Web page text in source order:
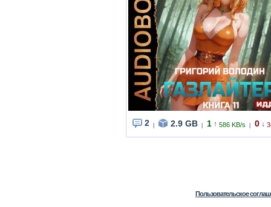
2 2.9 GB 1 ↑ 586 KB/s 0 ↓
Пользовательское